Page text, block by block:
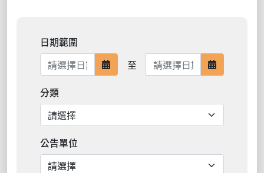
日期範圍
日期範圍開始
至 日期範圍結束 日期範圍
分類
公告單位